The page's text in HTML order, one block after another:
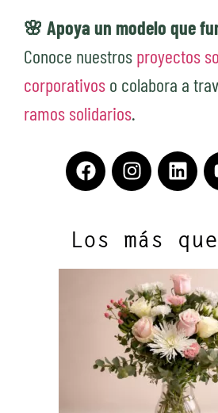
Los más
🌸 Apoya un modelo que
Conoce nuestros proyectos
corporativos o colabora a
ramos solidarios.